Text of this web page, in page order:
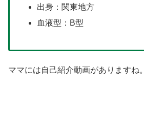
出身：関東地方
血液型：B型
ママには自己紹介動画がありますね。